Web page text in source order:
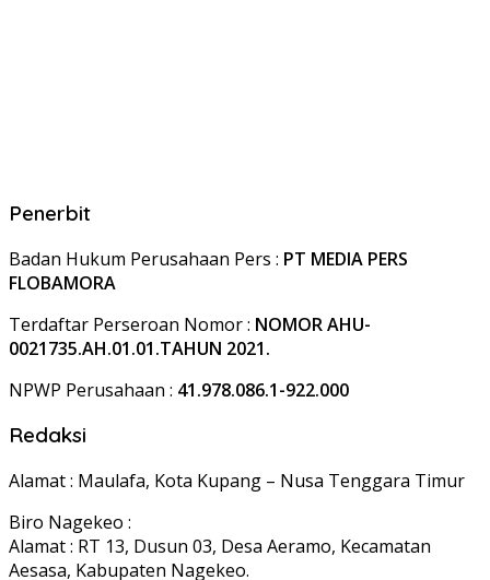
Penerbit
Badan Hukum Perusahaan Pers : PT MEDIA PERS
FLOBAMORA
Terdaftar Perseroan Nomor : NOMOR AHU-
0021735.AH.01.01.TAHUN 2021.
NPWP Perusahaan : 41.978.086.1-922.000
Redaksi
Alamat : Maulafa, Kota Kupang – Nusa Tenggara Timur
Biro Nagekeo :
Alamat : RT 13, Dusun 03, Desa Aeramo, Kecamatan
Aesasa, Kabupaten Nagekeo.